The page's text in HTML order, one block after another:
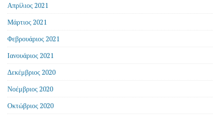
Απρίλιος 2021
Μάρτιος 2021
Φεβρουάριος 2021
Ιανουάριος 2021
Δεκέμβριος 2020
Νοέμβριος 2020
Οκτώβριος 2020